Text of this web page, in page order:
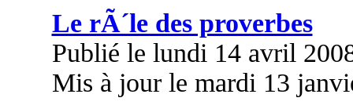
Le rÃ´le des proverbes
Publié le lundi 14 avril
Mis à jour le mardi 13